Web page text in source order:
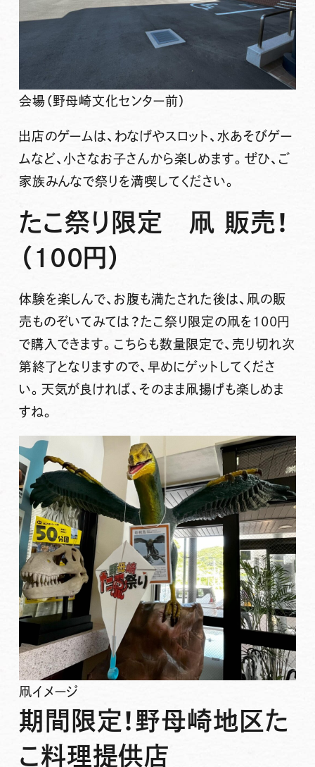
会場（野母崎文化センター前）
出店のゲームは、わなげやスロット、水あそびゲー
ムなど、小さなお子さんから楽しめます。ぜひ、ご
家族みんなで祭りを満喫してください。
たこ祭り限定 凧 販売！
（100円）
体験を楽しんで、お腹も満たされた後は、 凧の販
売ものぞいてみては？ たこ祭り限定の凧を 100円
で購入できます。こちらも数量限定で、売り切れ次
第終了となりますので、早めにゲットしてくださ
い。天気が良ければ、そのまま凧揚げも楽しめま
すね。
凧イメージ
期間限定！野母崎地区た
こ料理提供店